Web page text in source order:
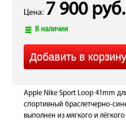
Цена: 7 900 руб.
В наличии
Apple Nike Sport Loop 41mm
спортивный браслетчерно-
выполнен из мягкого и